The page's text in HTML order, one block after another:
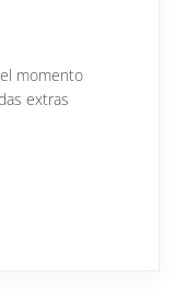
momento
extras